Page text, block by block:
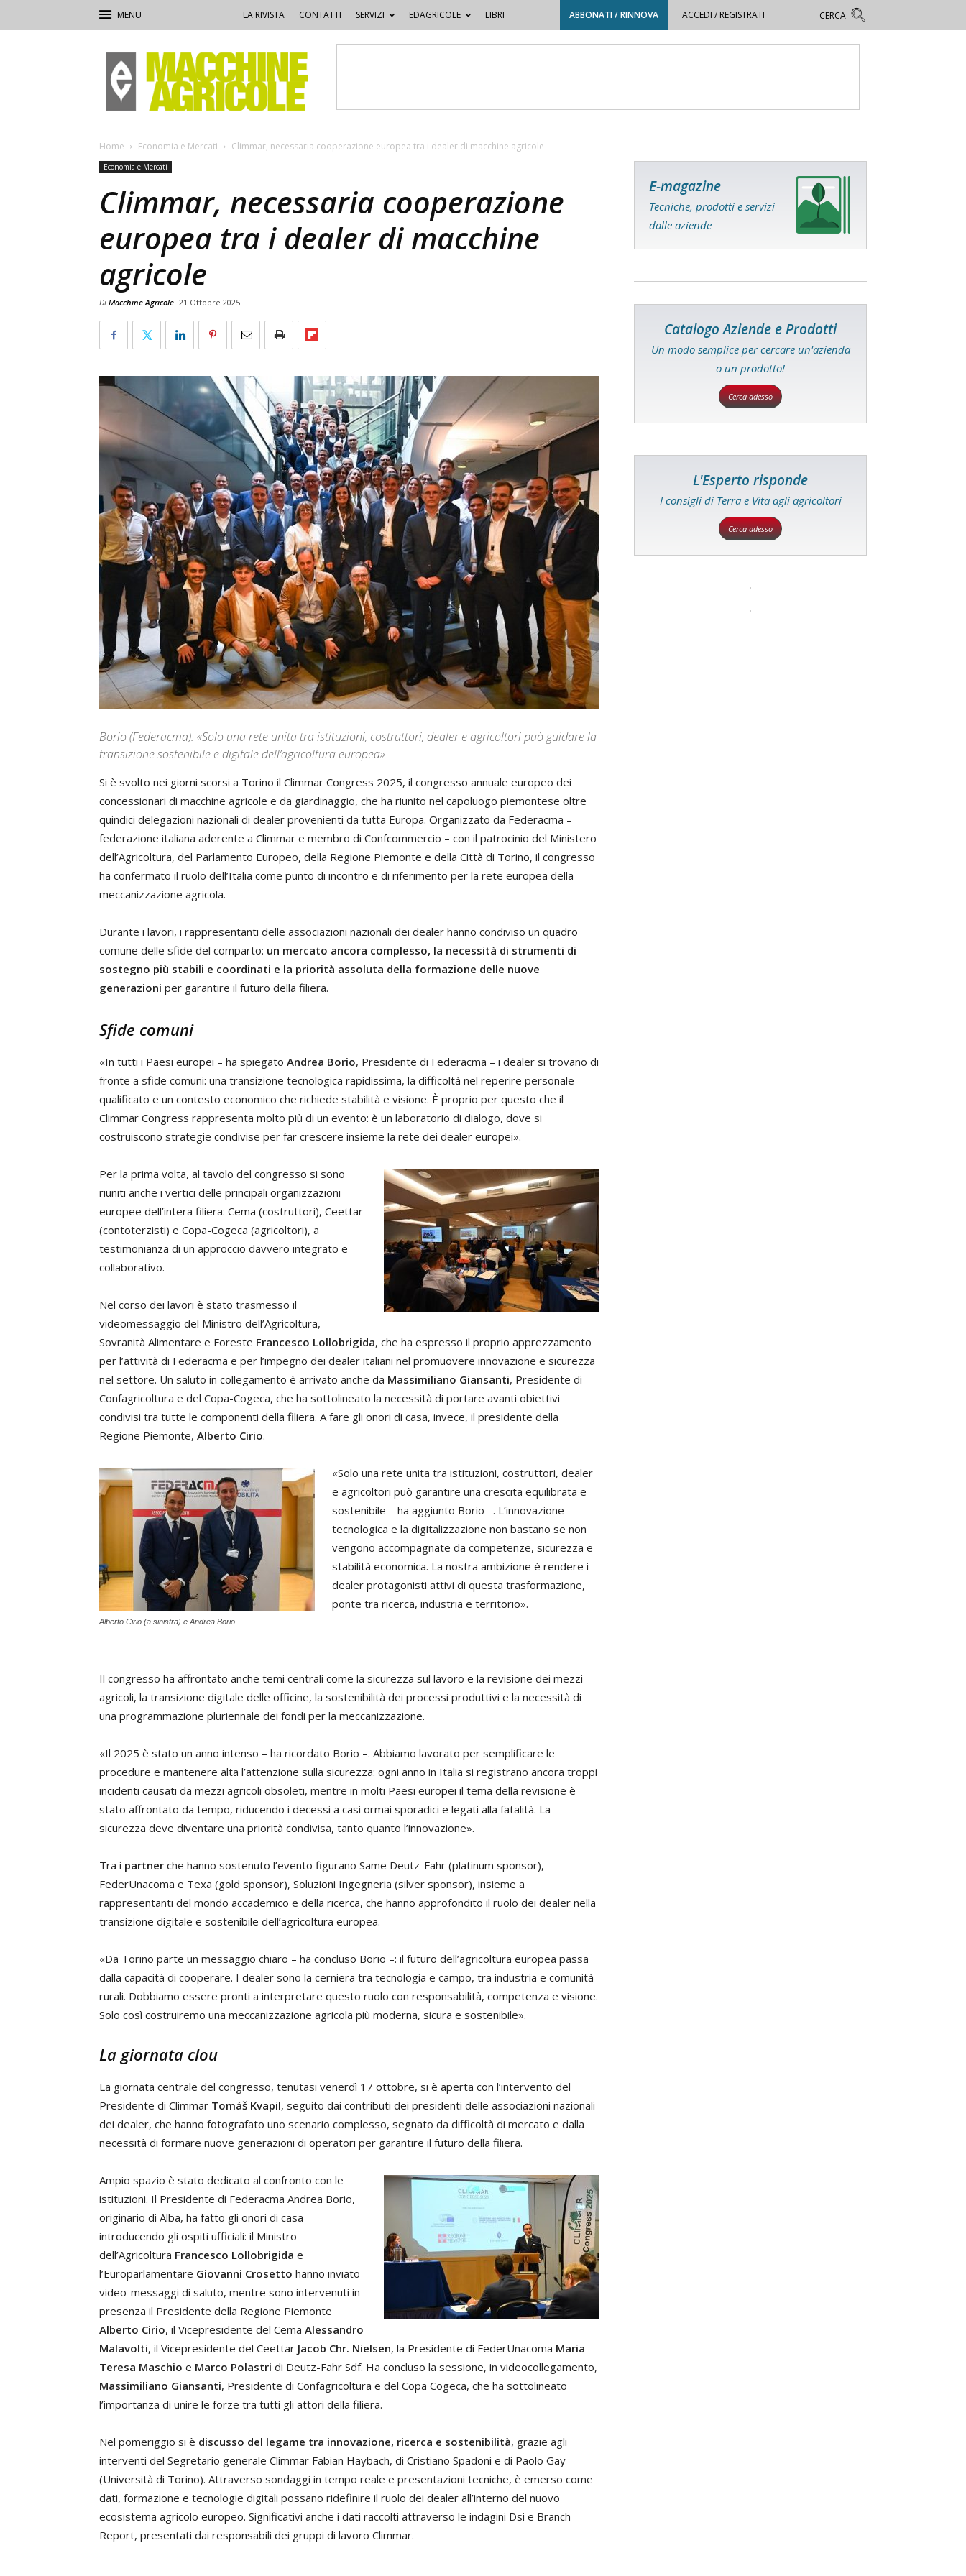
LA RIVISTA CONTATTI SERVIZI EDAGRICOLE LIBRI ABBONATI / RINNOVA ACCEDI / REGISTRATI
Macchine
Agricole
Home Economia e Mercati Climmar, necessaria cooperazione europea tra i dealer di macchine agricole
Economia e Mercati
Climmar, necessaria cooperazione
europea tra i dealer di macchine
agricole
Di Macchine Agricole 21 Ottobre 2025
Borio (Federacma): «Solo una rete unita tra istituzioni, costruttori, dealer e agricoltori può guidare la
transizione sostenibile e digitale dell’agricoltura europea»
Si è svolto nei giorni scorsi a Torino il Climmar Congress 2025, il congresso annuale europeo dei
concessionari di macchine agricole e da giardinaggio, che ha riunito nel capoluogo piemontese oltre
quindici delegazioni nazionali di dealer provenienti da tutta Europa. Organizzato da Federacma –
federazione italiana aderente a Climmar e membro di Confcommercio – con il patrocinio del Ministero
dell’Agricoltura, del Parlamento Europeo, della Regione Piemonte e della Città di Torino, il congresso
ha confermato il ruolo dell’Italia come punto di incontro e di riferimento per la rete europea della
meccanizzazione agricola.
Durante i lavori, i rappresentanti delle associazioni nazionali dei dealer hanno condiviso un quadro
comune delle sfide del comparto: un mercato ancora complesso, la necessità di strumenti di
sostegno più stabili e coordinati e la priorità assoluta della formazione delle nuove
generazioni per garantire il futuro della filiera.
Sfide comuni
«In tutti i Paesi europei – ha spiegato Andrea Borio, Presidente di Federacma – i dealer si trovano di
fronte a sfide comuni: una transizione tecnologica rapidissima, la difficoltà nel reperire personale
qualificato e un contesto economico che richiede stabilità e visione. È proprio per questo che il
Climmar Congress rappresenta molto più di un evento: è un laboratorio di dialogo, dove si
costruiscono strategie condivise per far crescere insieme la rete dei dealer europei».
Per la prima volta, al tavolo del congresso si sono
riuniti anche i vertici delle principali organizzazioni
europee dell’intera filiera: Cema (costruttori), Ceettar
(contoterzisti) e Copa-Cogeca (agricoltori), a
testimonianza di un approccio davvero integrato e
collaborativo.
Nel corso dei lavori è stato trasmesso il
videomessaggio del Ministro dell’Agricoltura,
Sovranità Alimentare e Foreste Francesco Lollobrigida, che ha espresso il proprio apprezzamento
per l’attività di Federacma e per l’impegno dei dealer italiani nel promuovere innovazione e sicurezza
nel settore. Un saluto in collegamento è arrivato anche da Massimiliano Giansanti, Presidente di
Confagricoltura e del Copa-Cogeca, che ha sottolineato la necessità di portare avanti obiettivi
condivisi tra tutte le componenti della filiera. A fare gli onori di casa, invece, il presidente della
Regione Piemonte, Alberto Cirio.
Alberto Cirio (a sinistra) e Andrea Borio
«Solo una rete unita tra istituzioni, costruttori, dealer
e agricoltori può garantire una crescita equilibrata e
sostenibile – ha aggiunto Borio –. L’innovazione
tecnologica e la digitalizzazione non bastano se non
vengono accompagnate da competenze, sicurezza e
stabilità economica. La nostra ambizione è rendere i
dealer protagonisti attivi di questa trasformazione,
ponte tra ricerca, industria e territorio».
Il congresso ha affrontato anche temi centrali come la sicurezza sul lavoro e la revisione dei mezzi
agricoli, la transizione digitale delle officine, la sostenibilità dei processi produttivi e la necessità di
una programmazione pluriennale dei fondi per la meccanizzazione.
«Il 2025 è stato un anno intenso – ha ricordato Borio –. Abbiamo lavorato per semplificare le
procedure e mantenere alta l’attenzione sulla sicurezza: ogni anno in Italia si registrano ancora troppi
incidenti causati da mezzi agricoli obsoleti, mentre in molti Paesi europei il tema della revisione è
stato affrontato da tempo, riducendo i decessi a casi ormai sporadici e legati alla fatalità. La
sicurezza deve diventare una priorità condivisa, tanto quanto l’innovazione».
Tra i partner che hanno sostenuto l’evento figurano Same Deutz-Fahr (platinum sponsor),
FederUnacoma e Texa (gold sponsor), Soluzioni Ingegneria (silver sponsor), insieme a
rappresentanti del mondo accademico e della ricerca, che hanno approfondito il ruolo dei dealer nella
transizione digitale e sostenibile dell’agricoltura europea.
«Da Torino parte un messaggio chiaro – ha concluso Borio –: il futuro dell’agricoltura europea passa
dalla capacità di cooperare. I dealer sono la cerniera tra tecnologia e campo, tra industria e comunità
rurali. Dobbiamo essere pronti a interpretare questo ruolo con responsabilità, competenza e visione.
Solo così costruiremo una meccanizzazione agricola più moderna, sicura e sostenibile».
La giornata clou
La giornata centrale del congresso, tenutasi venerdì 17 ottobre, si è aperta con l’intervento del
Presidente di Climmar Tomáš Kvapil, seguito dai contributi dei presidenti delle associazioni nazionali
dei dealer, che hanno fotografato uno scenario complesso, segnato da difficoltà di mercato e dalla
necessità di formare nuove generazioni di operatori per garantire il futuro della filiera.
Ampio spazio è stato dedicato al confronto con le
istituzioni. Il Presidente di Federacma Andrea Borio,
originario di Alba, ha fatto gli onori di casa
introducendo gli ospiti ufficiali: il Ministro
dell’Agricoltura Francesco Lollobrigida e
l’Europarlamentare Giovanni Crosetto hanno inviato
video-messaggi di saluto, mentre sono intervenuti in
presenza il Presidente della Regione Piemonte
Alberto Cirio, il Vicepresidente del Cema Alessandro
Malavolti, il Vicepresidente del Ceettar Jacob Chr. Nielsen, la Presidente di FederUnacoma Maria
Teresa Maschio e Marco Polastri di Deutz-Fahr Sdf. Ha concluso la sessione, in videocollegamento,
Massimiliano Giansanti, Presidente di Confagricoltura e del Copa Cogeca, che ha sottolineato
l’importanza di unire le forze tra tutti gli attori della filiera.
Nel pomeriggio si è discusso del legame tra innovazione, ricerca e sostenibilità, grazie agli
interventi del Segretario generale Climmar Fabian Haybach, di Cristiano Spadoni e di Paolo Gay
(Università di Torino). Attraverso sondaggi in tempo reale e presentazioni tecniche, è emerso come
dati, formazione e tecnologie digitali possano ridefinire il ruolo dei dealer all’interno del nuovo
ecosistema agricolo europeo. Significativi anche i dati raccolti attraverso le indagini Dsi e Branch
Report, presentati dai responsabili dei gruppi di lavoro Climmar.
E-magazine
Tecniche, prodotti e servizi
dalle aziende
Catalogo Aziende e Prodotti
Un modo semplice per cercare un'azienda
o un prodotto!
Cerca adesso
L'Esperto risponde
I consigli di Terra e Vita agli agricoltori
Cerca adesso